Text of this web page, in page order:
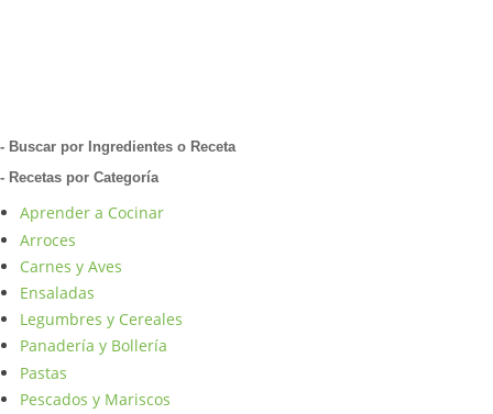
- Buscar por Ingredientes o Receta
- Recetas por Categoría
Aprender a Cocinar
Arroces
Carnes y Aves
Ensaladas
Legumbres y Cereales
Panadería y Bollería
Pastas
Pescados y Mariscos